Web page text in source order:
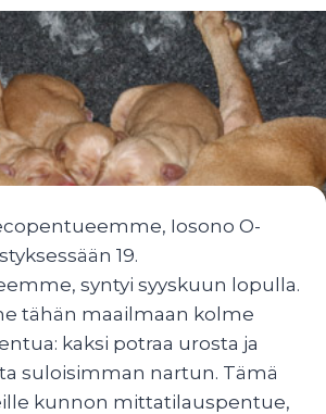
Iosono O-
19.
syntyi syyskuun lopulla.
tähän maailmaan kolme
kaksi potraa urosta ja
suloisimman nartun. Tämä
kunnon mittatilauspentue,